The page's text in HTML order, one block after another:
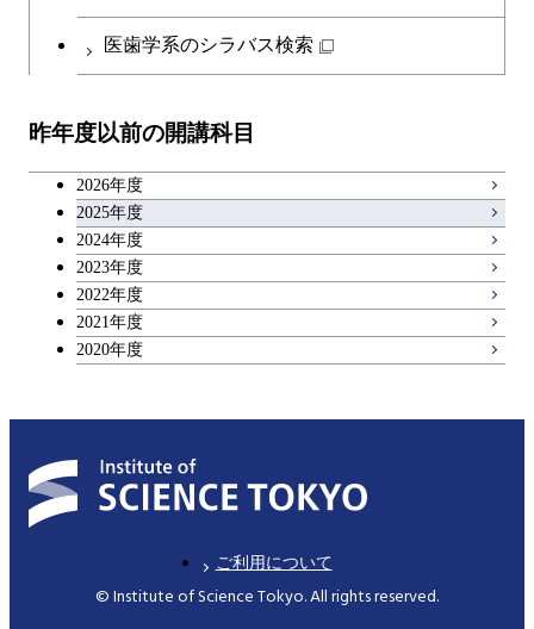
物質・情報卓越コース
人間医療科学技術コース
物質・情報卓越コース
物質・情報卓越コース
都市・環境学コース
エネルギーコース
エネルギー・情報コース
エンジニアリングデザイン
原子核工学コース
物質・情報卓越コース
社会・人間科学コース
イノベーション科学系
イノベーション科学コース
人間医療科学技術コース
技術経営専門職学位課程
開閉
技術経営専門職学位課程
専門科目
キャリア科目
医歯学系のシラバス検索
昨年度以前の開講科目
2026年度
2025年度
2024年度
2023年度
2022年度
2021年度
2020年度
ご利用について
© Institute of Science Tokyo. All rights reserved.